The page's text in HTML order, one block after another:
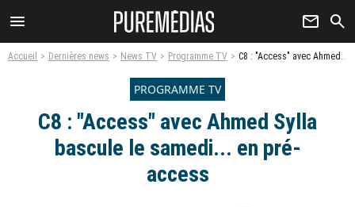
menu newsletter search
Accueil Dernières news News TV Programme TV C8 : "Access" avec Ahmed Sylla bascule le samedi... en pré-access
PROGRAMME TV
C8 : "Access" avec Ahmed Sylla
bascule le samedi... en pré-
access